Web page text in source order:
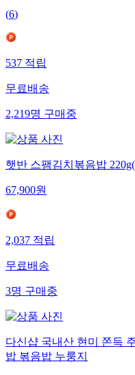
(6)
537 적립
무료배송
2,219명 구매중
햇반 스팸김치볶음밥
67,900원
2,037 적립
무료배송
3명 구매중
다신샵 국내산 현미 쫀득
밥 볶음밥 누룽지